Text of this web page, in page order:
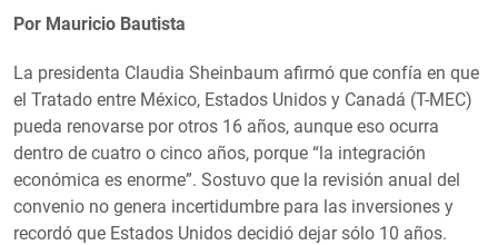
Por Mauricio Bautista
La presidenta Claudia Sheinbaum afirmó que confía en que
el Tratado entre México, Estados Unidos y Canadá (T-MEC)
pueda renovarse por otros 16 años, aunque eso ocurra
dentro de cuatro o cinco años, porque “la integración
económica es enorme”. Sostuvo que la revisión anual del
convenio no genera incertidumbre para las inversiones y
recordó que Estados Unidos decidió dejar sólo 10 años.